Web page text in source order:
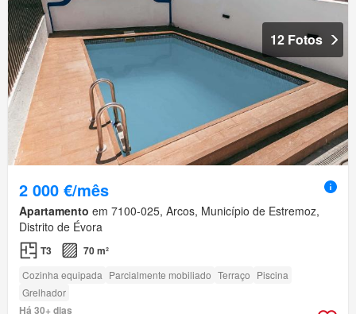
12 Fotos
2 000 €/mês
Apartamento em 7100-025, Arcos, Município de Estremoz,
Distrito de Évora
T3 70 m²
Cozinha equipada Parcialmente mobiliado Terraço Piscina
Grelhador
Há 30+ dias